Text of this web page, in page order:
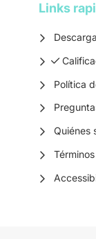
Links
Política
Quiénes